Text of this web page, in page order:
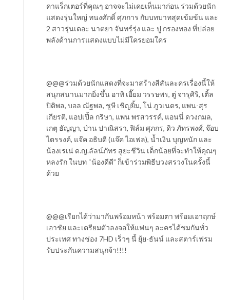
คาแร็กเตอร์ที่คุณๆ อาจจะไม่เคยเห็นมาก่อน ร่วมด้วยนัก
แสดงรุ่นใหญ่ ทนงศักดิ์ ศุภการ กับบทบาทสุดเข้มข้น และ
2 สาวรุ่นเดอะ นาตยา จันทร์รุ่ง และ ปู กรองทอง ที่ปล่อย
พลังด้านการแสดงแบบไม่มีใครยอมใคร
@@@ร่วมด้วยนักแสดงที่จะมาสร้างสีสันละครเรื่องนี้ให้
สนุกสนานมากยิ่งขึ้น อาทิ เอี๊ยม วรรษพร, ตู่ จารุศิริ, เติ้ล
ปิติพล, บอล ณัฐพล, ชูษี เชิญยิ้ม, โน่ ภูวเนตร, แพน-สุร
เกียรติ, แอปเปิ้ล กริษา, แพน พรสวรรค์, แอนนี่ ดวงกมล,
เกตุ ธัญญา, ป่าน ปาณิสรา, ฟิล์ม ศุภกร, ดิว ภัทรพงศ์, จ๊อบ
ไตรรงค์, แจ๊ค อธิบดี (แจ๊ค ไอเฟล), น้ำเงิน บุญหนัก และ
น้องเรเน่ ด.ญ.ลัลน์ภัทร สูยะชีวิน เด็กน้อยที่จะทำให้คุณๆ
หลงรัก ในบท “น้องดีดี” ก็เข้าร่วมพิธีบวงสรวงในครั้งนี้
ด้วย
@@@เรียกได้ว่ามากันพร้อมหน้า พร้อมตา พร้อมเอาฤกษ์
เอาชัย และเตรียมตัวลงจอให้แฟนๆ ละครได้ชมกันทั่ว
ประเทศ ทางช่อง 7HD เร็วๆ นี้ ยุ้ย-ธันน์ และสตาร์เฟรม
รับประกันความสนุกจ้า!!!!